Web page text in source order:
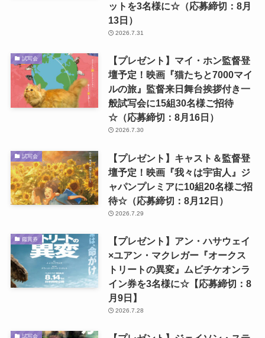
ットを3名様に☆（応募締切：8月
13日）
2026.7.31
試写会
【プレゼント】マイ・ホン監督登
壇予定！映画『猫たちと7000マイ
ルの旅』監督来日舞台挨拶付き一
般試写会に15組30名様ご招待
☆（応募締切：8月16日）
2026.7.30
試写会
【プレゼント】キャスト＆監督登
壇予定！映画『我々は宇宙人』ジ
ャパンプレミアに10組20名様ご招
待☆（応募締切：8月12日）
2026.7.29
鑑賞券
【プレゼント】アン・ハサウェイ
×ユアン・マクレガー『オークス
トリートの異変』ムビチケオンラ
イン券を3名様に☆【応募締切：8
月9日】
2026.7.28
試写会